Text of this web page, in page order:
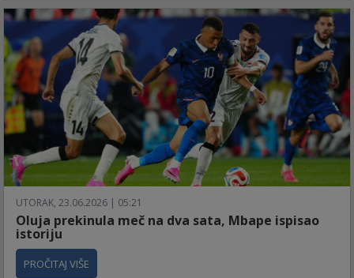
UTORAK, 23.06.2026 | 05:21
Oluja prekinula meč na dva sata, Mbape ispisao
istoriju
PROČITAJ VIŠE